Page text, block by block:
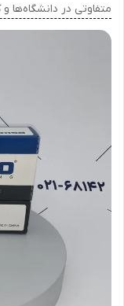
متفاوتی در دانشگاه‌ها